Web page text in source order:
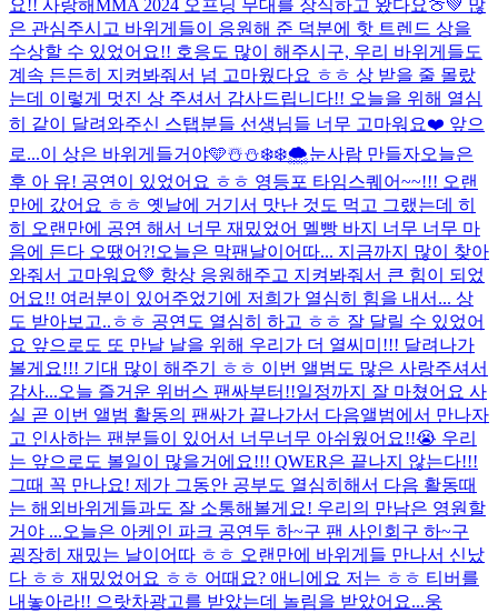
요!! 사랑해 MMA 2024 오프닝 무대를 장식하고 왔다요🍈💚 많
은 관심주시고 바위게들이 응원해 준 덕분에 핫 트렌드 상을
수상할 수 있었어요!! 호응도 많이 해주시구, 우리 바위게들도
계속 든든히 지켜봐줘서 넘 고마웠다요 ㅎㅎ 상 받을 줄 몰랐
는데 이렇게 멋진 상 주셔서 감사드립니다!! 오늘을 위해 열심
히 같이 달려와주신 스탭분들 선생님들 너무 고마워요❤️ 앞으
로...이 상은 바위게들거야🩵☃️⛄️❄️❄️🌨️눈사람 만들자오늘은
후 아 유! 공연이 있었어요 ㅎㅎ 영등포 타임스퀘어~~!!! 오랜
만에 갔어요 ㅎㅎ 옛날에 거기서 맛난 것도 먹고 그랬는데 히
히 오랜만에 공연 해서 너무 재밌었어 멜빵 바지 너무 너무 마
음에 든다 오땠어?!오늘은 막팬날이어따... 지금까지 많이 찾아
와줘서 고마워요💚 항상 응원해주고 지켜봐줘서 큰 힘이 되었
어요!! 여러분이 있어주었기에 저희가 열심히 힘을 내서... 상
도 받아보고..ㅎㅎ 공연도 열심히 하고 ㅎㅎ 잘 달릴 수 있었어
요 앞으로도 또 만날 날을 위해 우리가 더 열씨미!!! 달려나가
볼게요!!! 기대 많이 해주기 ㅎㅎ 이번 앨범도 많은 사랑주셔서
감사...오늘 즐거운 위버스 팬싸부터!!일정까지 잘 마쳤어요 사
실 곧 이번 앨범 활동의 팬싸가 끝나가서 다음앨범에서 만나자
고 인사하는 팬분들이 있어서 너무너무 아쉬웠어요!!😭 우리
는 앞으로도 볼일이 많을거에요!!! QWER은 끝나지 않는다!!!
그때 꼭 만나요! 제가 그동안 공부도 열심히해서 다음 활동때
는 해외바위게들과도 잘 소통해볼게요! 우리의 만남은 영원할
거야 ...오늘은 아케인 파크 공연두 하~구 팬 사인회구 하~구
굉장히 재밌는 날이어따 ㅎㅎ 오랜만에 바위게들 만나서 신났
다 ㅎㅎ 재밌었어요 ㅎㅎ 어때요? 애니에요 저는 ㅎㅎ 티버를
내놓아라!! 으랏차광고를 받았는데 놀림을 받았어요...웅